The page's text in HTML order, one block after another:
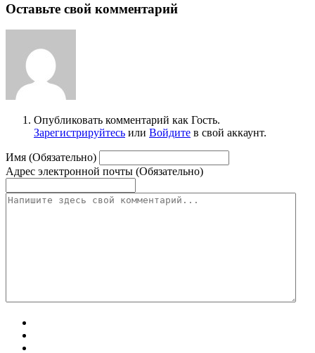
Оставьте свой комментарий
Опубликовать комментарий как Гость.
Зарегистрируйтесь или Войдите в свой аккаунт.
Имя (Обязательно)
Адрес электронной почты (Обязательно)